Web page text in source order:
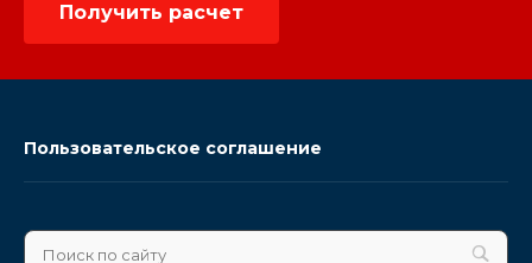
Получить расчет
Пользовательское соглашение